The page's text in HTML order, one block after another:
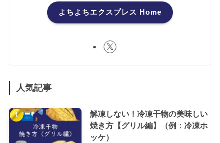
よちよちエクスプレス Home
人気記事
解凍しない！冷凍干物の美味しい
焼き方【グリル編】（例：冷凍ホ
ッケ）